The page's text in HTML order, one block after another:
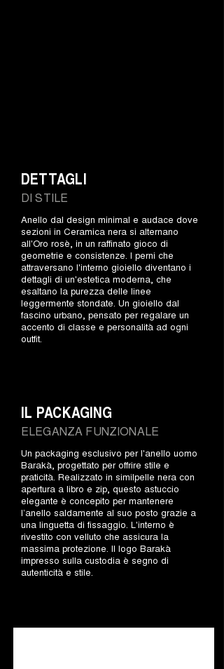
DI STILE
DETTAGLI
Anello dal design minimal e audace dove
sezioni in Ceramica nera si alternano
all'Oro rosè, in un raffinato gioco di
geometrie e consistenze. I perni che
attraversano l'interno gioiello diventano i
dettagli di un'estetica moderna, che
esaltano la purezza delle linee
leggermente stondate. Un gioiello dal
fascino urbano, pensato per regalare un
accento di classe e personalità ad ogni
outfit.
ELEGANZA FUNZIONALE
IL PACKAGING
Un packaging esclusivo per l'anello uomo
Barakà, progettato per offrire stile e
praticità. Realizzato in similpelle nera con
apertura a libro e zip, questo astuccio
elegante è concepito per mantenere
l’anello saldamente al suo posto grazie a
una linguetta di fissaggio. L'interno è
rivestito con velluto che assicura la
massima protezione. Il logo Barakà
impresso sulla custodia è segno di
autenticità e stile.